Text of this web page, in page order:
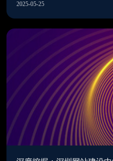
深圳网站建设
2025-05-25